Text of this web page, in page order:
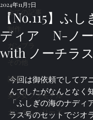
全ての記事
制作
ガンプラ
雑談
美少女プラモデル
ガンダムシリーズ
【No.115】ふ
ディア N-ノ
with ノーチラ
2024年11月7日
今回は御依頼でしてア
んでしたがなんとなく
「ふしぎの海のナディ
ラス号のセットでジオ